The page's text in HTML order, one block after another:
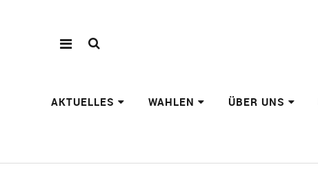
AKTUELLES WAHLEN ÜBER UNS